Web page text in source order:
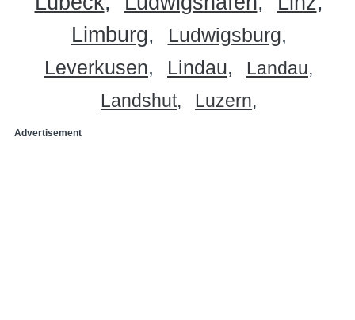
Limburg
Ludwigsburg
Leverkusen
Lindau
Landau
Landshut
Luzern
Advertisement